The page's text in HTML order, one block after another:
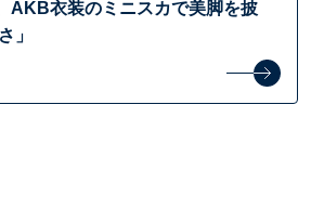
AKB衣装のミニスカで美脚を披
」